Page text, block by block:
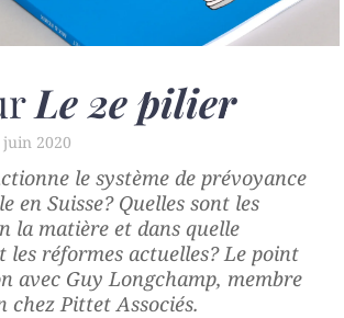
Le 2e pilier
2020
le système de prévoyance
en Suisse? Quelles sont les
la matière et dans quelle
réformes actuelles? Le point
avec Guy Longchamp, membre
chez Pittet Associés.